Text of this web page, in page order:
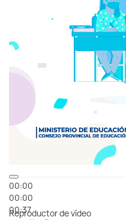
00:00
00:00
00:37
Reproductor de vídeo